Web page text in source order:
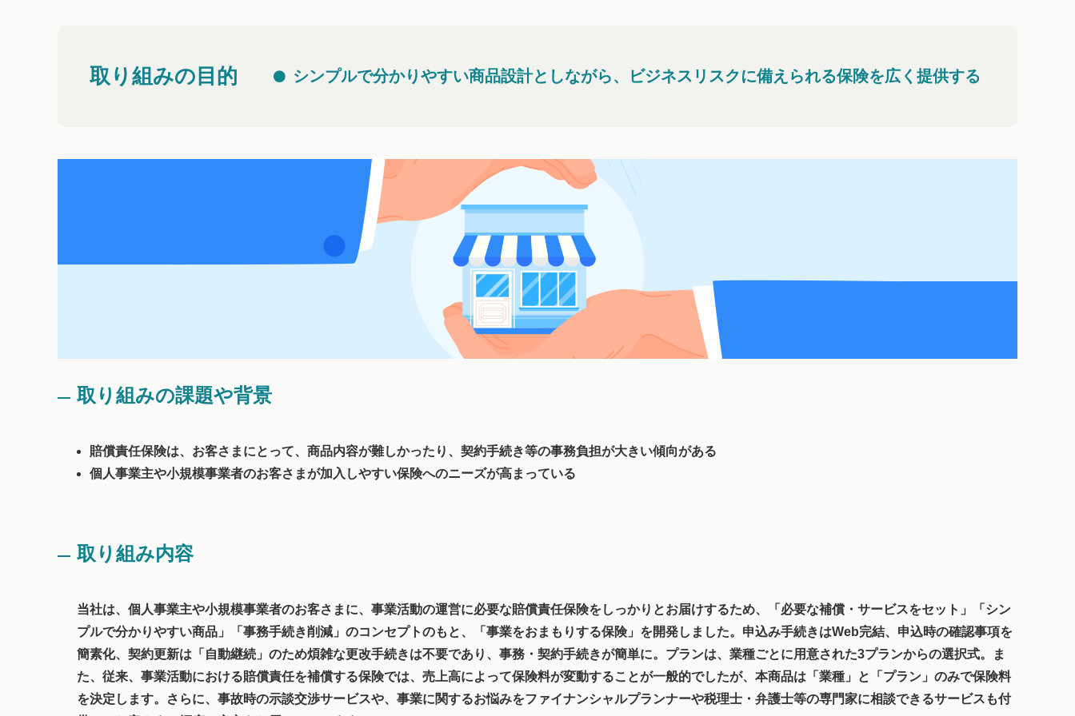
取り組みの目的 シンプルで分かりやすい商品設計としながら、ビジネスリスクに備えられる保険を広く提供する
取り組みの課題や背景
賠償責任保険は、お客さまにとって、商品内容が難しかったり、契約手続き等の事務負担が大きい傾向がある
個人事業主や小規模事業者のお客さまが加入しやすい保険へのニーズが高まっている
取り組み内容
当社は、個人事業主や小規模事業者のお客さまに、事業活動の運営に必要な賠償責任保険をしっかりとお届けするため、「必要な補償・サービスをセット」「シン
プルで分かりやすい商品」「事務手続き削減」のコンセプトのもと、「事業をおまもりする保険」を開発しました。申込み手続きはWeb完結、申込時の確認事項を
簡素化、契約更新は「自動継続」のため煩雑な更改手続きは不要であり、事務・契約手続きが簡単に。プランは、業種ごとに用意された3プランからの選択式。ま
た、従来、事業活動における賠償責任を補償する保険では、売上高によって保険料が変動することが一般的でしたが、本商品は「業種」と「プラン」のみで保険料
を決定します。さらに、事故時の示談交渉サービスや、事業に関するお悩みをファイナンシャルプランナーや税理士・弁護士等の専門家に相談できるサービスも付